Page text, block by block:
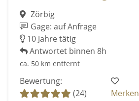
Zörbig
Gage: auf Anfrage
10 Jahre tätig
Antwortet binnen 8h
ca. 50 km entfernt
Bewertung:
(24)
Merken